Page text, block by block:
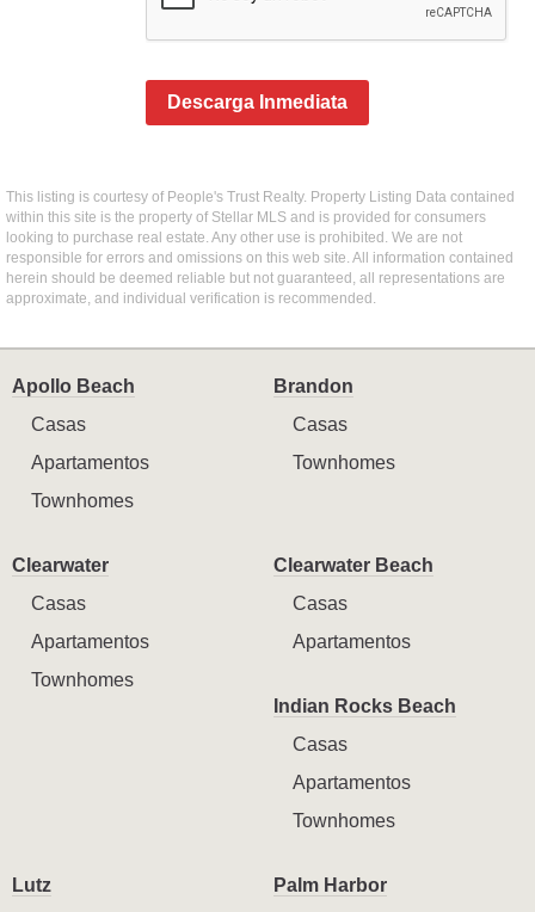
Descarga Inmediata
This listing is courtesy of People's Trust Realty. Property Listing Data contained
within this site is the property of Stellar MLS and is provided for consumers
looking to purchase real estate. Any other use is prohibited. We are not
responsible for errors and omissions on this web site. All information contained
herein should be deemed reliable but not guaranteed, all representations are
approximate, and individual verification is recommended.
Apollo Beach
Casas
Apartamentos
Townhomes
Brandon
Casas
Townhomes
Clearwater
Casas
Apartamentos
Townhomes
Clearwater Beach
Casas
Apartamentos
Indian Rocks Beach
Casas
Apartamentos
Townhomes
Lutz
Palm Harbor